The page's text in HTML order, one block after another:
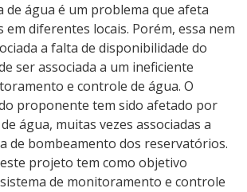
de água é um problema que afeta
em diferentes locais. Porém, essa nem
a falta de disponibilidade do
ser associada a um ineficiente
e controle de água. O
do proponente tem sido afetado por
água, muitas vezes associadas a
de bombeamento dos reservatórios.
projeto tem como objetivo
de monitoramento e controle